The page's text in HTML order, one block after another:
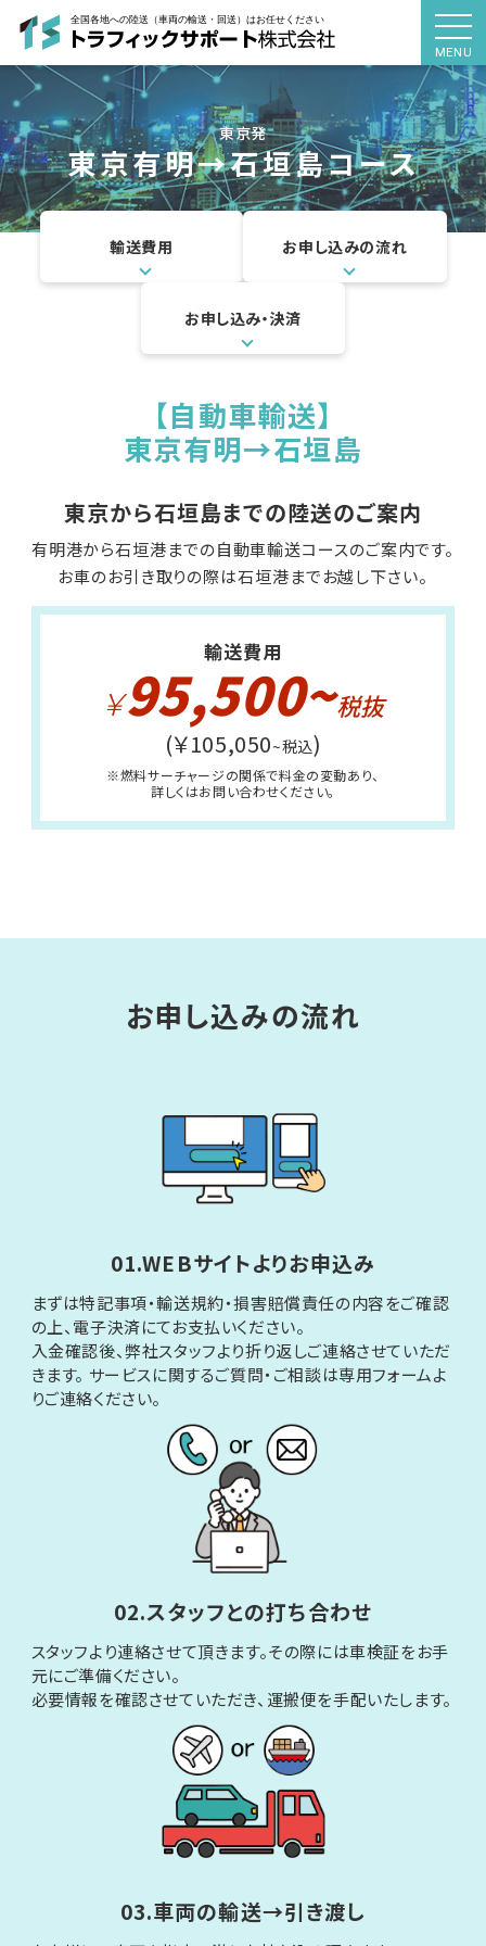
MENU
東京発
東京有明→石垣島コース
輸送費用 お申し込みの流れ
お申し込み・決済
【自動車輸送】
東京有明→石垣島
東京から石垣島までの陸送のご案内
有明港から石垣港までの自動車輸送コースのご案内です。
お車のお引き取りの際は石垣港までお越し下さい。
輸送費用
￥95,500~
(￥105,050~税込)
※燃料サーチャージの関係で料金の変動あり、
詳しくはお問い合わせください。
お申し込みの流れ
01.WEBサイトよりお申込み
まずは特記事項・輸送規約・損害賠償責任の内容をご確認
の上、電子決済にてお支払いください。
入金確認後、弊社スタッフより折り返しご連絡させていただ
きます。 サービスに関するご質問・ご相談は専用フォームよ
りご連絡ください。
02.スタッフとの打ち合わせ
スタッフより連絡させて頂きます。その際には車検証をお手
元にご準備ください。
必要情報を確認させていただき、運搬便を手配いたします。
03.車両の輸送→引き渡し